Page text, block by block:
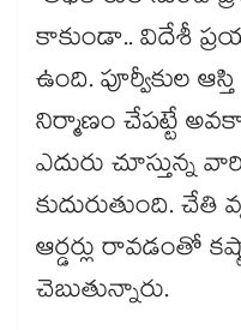
కాకుండా.. విదేశీ
ఉంది. పూర్వీకుల
నిర్మాణం చేపట్టే
ఎదురు చూస్తున్న
కుదురుతుంది. చేతి
ఆర్డర్లు రావడంతో
చెబుతున్నారు.